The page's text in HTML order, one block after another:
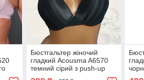
Бюстгальтер жіночий
гладкий Acousma A6570
темний сірий з push-up
Чашка B C
C